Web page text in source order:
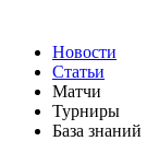
Новости
Статьи
Матчи
Турниры
База знаний